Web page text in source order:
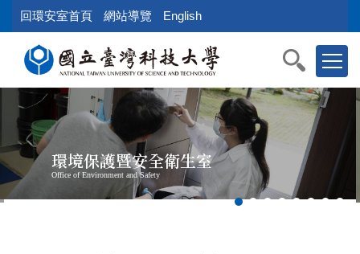
到
內
容
區
塊
回環安室首頁 網站導覽 English
環境保護暨安全衛生室
Office of Environment and Safety